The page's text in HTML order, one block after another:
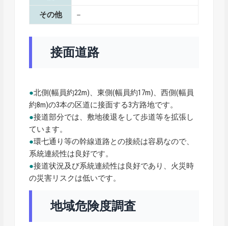
その他 －
接面道路
●北側(幅員約22m)、東側(幅員約17m)、西側(幅員
約8m)の3本の区道に接面する3方路地です。
●接道部分では、敷地後退をして歩道等を拡張し
ています。
●環七通り等の幹線道路との接続は容易なので、
系統連続性は良好です。
●接道状況及び系統連続性は良好であり、火災時
の災害リスクは低いです。
地域危険度調査